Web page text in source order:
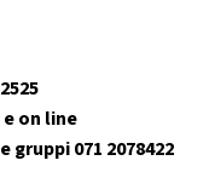
e on line
gruppi 071 2078422